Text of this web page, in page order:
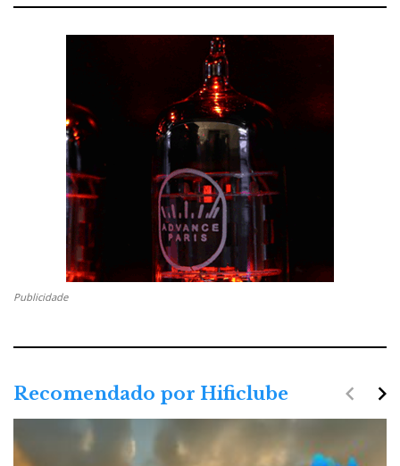
Publicidade
Recomendado por Hificlube navigate_next
navigate_before